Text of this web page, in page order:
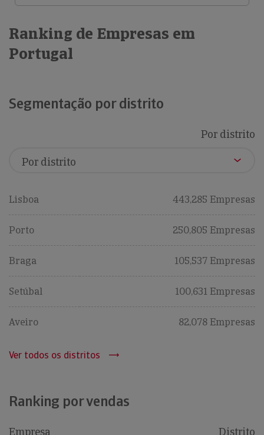
Ranking de Empresas em
Portugal
Segmentação por distrito
Por distrito
Lisboa 443,285 Empresas
Porto 250,805 Empresas
Braga 105,537 Empresas
Setúbal 100,631 Empresas
Aveiro 82,078 Empresas
Ver todos os distritos
Ranking por vendas
Empresa Distrito